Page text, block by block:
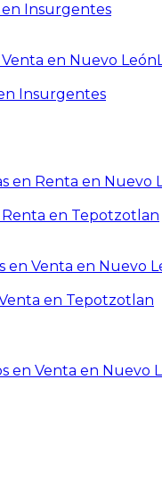
en Insurgentes
en Nuevo León
Insurgentes
en Renta en Nuevo
Renta en Tepotzotlan
en Venta en Nuevo
en Tepotzotlan
en Venta en Nuevo